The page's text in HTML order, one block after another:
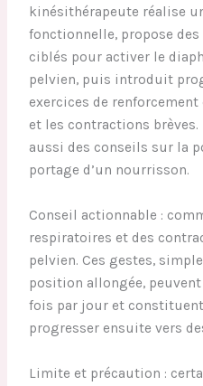
kinésithérapeute réalise
fonctionnelle, propose
ciblés pour activer le
pelvien, puis introduit
exercices de
et les contractions
aussi des conseils sur la
portage d’un nourrisson.
Conseil actionnable :
respiratoires et des
pelvien. Ces gestes,
position allongée,
fois par jour et
progresser ensuite vers
Limite et précaution :